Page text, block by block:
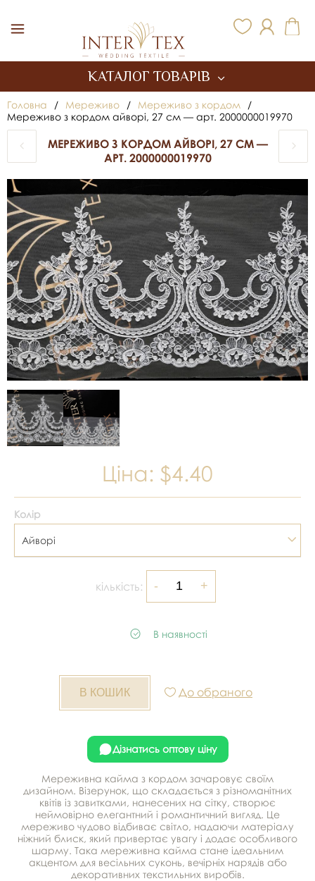
КАТАЛОГ ТОВАРІВ
Головна / Мереживо / Мереживо з кордом
/
Мереживо з кордом айворі, 27 см — арт. 2000000019970
МЕРЕЖИВО З КОРДОМ АЙВОРІ, 27 СМ —
АРТ. 2000000019970
Ціна: $4.40
Колір
Айворі
кількість:
В наявності
До обраного
Дізнатись оптову ціну
Мереживна кайма з кордом зачаровує своїм
дизайном. Візерунок, що складається з різноманітних
квітів із завитками, нанесених на сітку, створює
неймовірно елегантний і романтичний вигляд. Це
мереживо чудово відбиває світло, надаючи матеріалу
ніжний блиск, який привертає увагу і додає особливого
шарму. Така мереживна кайма стане ідеальним
акцентом для весільних суконь, вечірніх нарядів або
декоративних текстильних виробів.